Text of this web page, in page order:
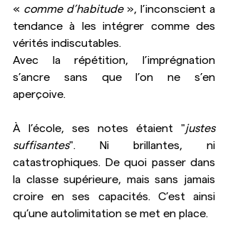
« comme d’habitude », l’inconscient a
tendance à les intégrer comme des
vérités indiscutables.
Avec la répétition, l’imprégnation
s’ancre sans que l’on ne s’en
aperçoive.
À l’école, ses notes étaient "justes
suffisantes". Ni brillantes, ni
catastrophiques. De quoi passer dans
la classe supérieure, mais sans jamais
croire en ses capacités. C’est ainsi
qu’une autolimitation se met en place.